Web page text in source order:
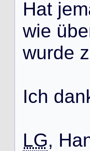
Hat jem
wie übe
wurde z
Ich dan
LG, Ha